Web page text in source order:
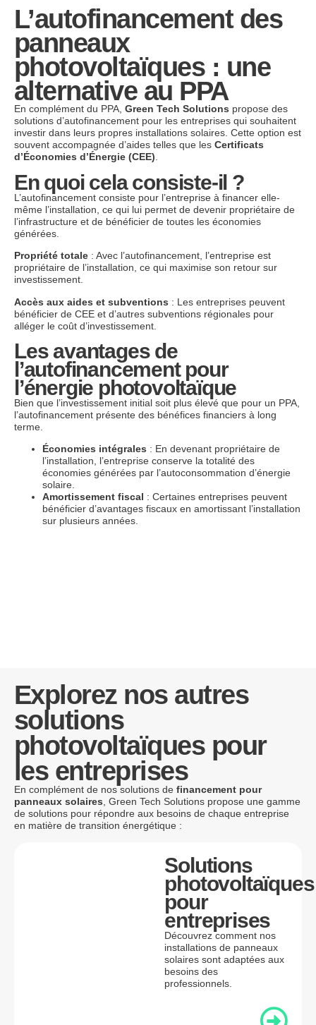
L’autofinancement des
panneaux
photovoltaïques : une
alternative au PPA
En complément du PPA, Green Tech Solutions propose des
solutions d’autofinancement pour les entreprises qui souhaitent
investir dans leurs propres installations solaires. Cette option est
souvent accompagnée d’aides telles que les Certificats
d’Économies d’Énergie (CEE).
En quoi cela consiste-il ?
L’autofinancement consiste pour l’entreprise à financer elle-
même l’installation, ce qui lui permet de devenir propriétaire de
l’infrastructure et de bénéficier de toutes les économies
générées.
Propriété totale : Avec l’autofinancement, l’entreprise est
propriétaire de l’installation, ce qui maximise son retour sur
investissement.
Accès aux aides et subventions : Les entreprises peuvent
bénéficier de CEE et d’autres subventions régionales pour
alléger le coût d’investissement.
Les avantages de
l’autofinancement pour
l’énergie photovoltaïque
Bien que l’investissement initial soit plus élevé que pour un PPA,
l’autofinancement présente des bénéfices financiers à long
terme.
Économies intégrales : En devenant propriétaire de
l’installation, l’entreprise conserve la totalité des
économies générées par l’autoconsommation d’énergie
solaire.
Amortissement fiscal : Certaines entreprises peuvent
bénéficier d’avantages fiscaux en amortissant l’installation
sur plusieurs années.
Explorez nos autres
solutions
photovoltaïques pour
les entreprises
En complément de nos solutions de financement pour
panneaux solaires, Green Tech Solutions propose une gamme
de solutions pour répondre aux besoins de chaque entreprise
en matière de transition énergétique :
Solutions
photovoltaïques
pour
entreprises
Découvrez comment nos
installations de panneaux
solaires sont adaptées aux
besoins des
professionnels.